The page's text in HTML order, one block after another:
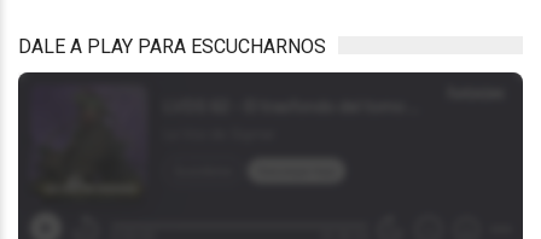
DALE A PLAY PARA ESCUCHARNOS